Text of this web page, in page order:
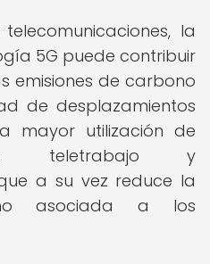
la
5G puede contribuir
emisiones de carbono
de desplazamientos
mayor utilización de
teletrabajo y
a su vez reduce la
asociada a los